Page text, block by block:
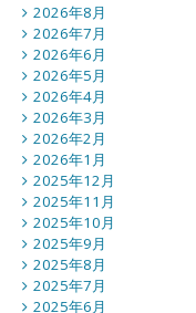
2026年8月
2026年7月
2026年6月
2026年5月
2026年4月
2026年3月
2026年2月
2026年1月
2025年12月
2025年11月
2025年10月
2025年9月
2025年8月
2025年7月
2025年6月